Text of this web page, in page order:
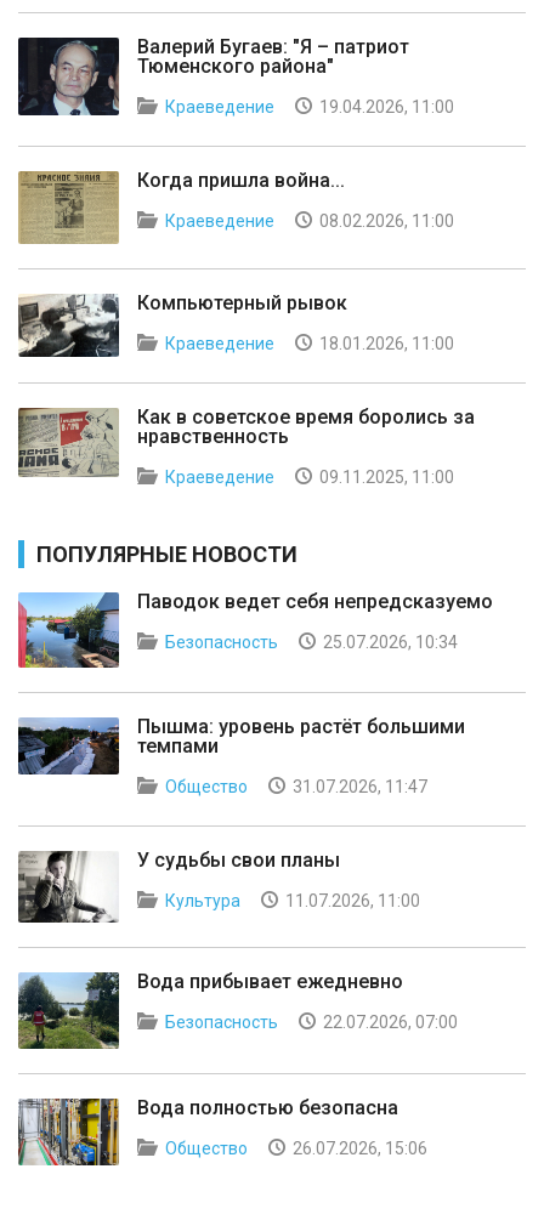
Валерий Бугаев: "Я – патриот
Тюменского района"
Краеведение 19.04.2026, 11:00
Когда пришла война...
Краеведение 08.02.2026, 11:00
Компьютерный рывок
Краеведение 18.01.2026, 11:00
Как в советское время боролись за
нравственность
Краеведение 09.11.2025, 11:00
ПОПУЛЯРНЫЕ НОВОСТИ
Паводок ведет себя непредсказуемо
Безопасность 25.07.2026, 10:34
Пышма: уровень растёт большими
темпами
Общество 31.07.2026, 11:47
У судьбы свои планы
Культура 11.07.2026, 11:00
Вода прибывает ежедневно
Безопасность 22.07.2026, 07:00
Вода полностью безопасна
Общество 26.07.2026, 15:06